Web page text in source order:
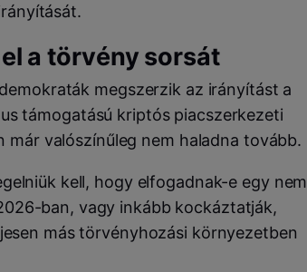
a törvény sorsát
megszerzik az irányítást a
támogatású kriptós piacszerkezeti
valószínűleg nem haladna tovább.
kell, hogy elfogadnak-e egy nem
ban, vagy inkább kockáztatják,
más törvényhozási környezetben